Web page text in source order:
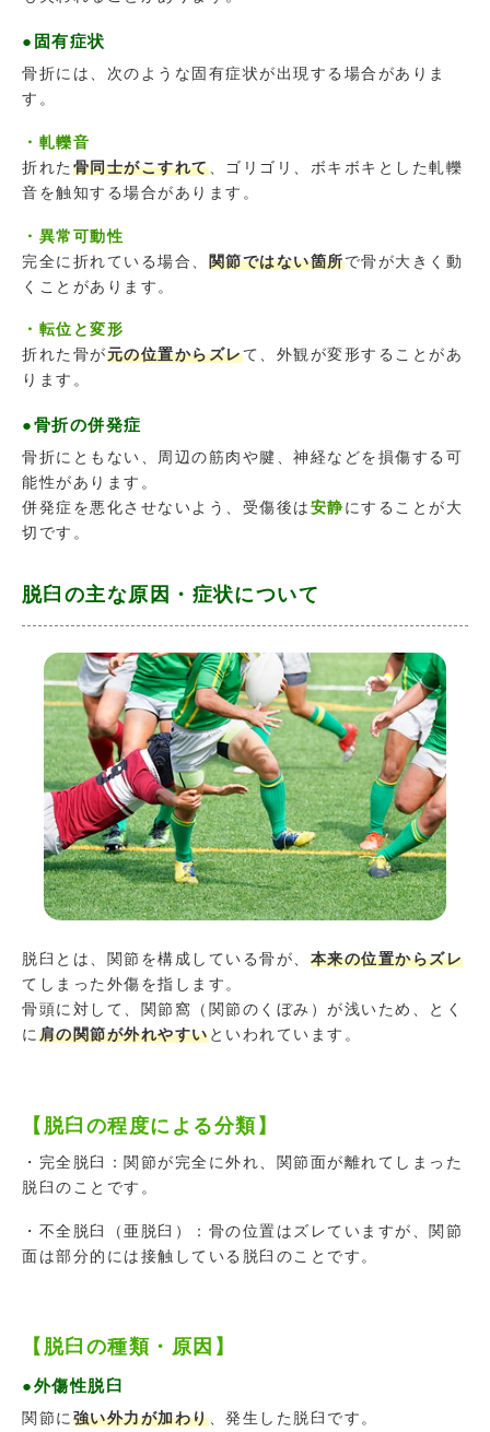
●固有症状
骨折には、次のような固有症状が出現する場合がありま
す。
・軋轢音
折れた 骨同士がこすれて、ゴリゴリ、ボキボキとした軋轢
音を触知する場合があります。
・異常可動性
完全に折れている場合、 関節ではない箇所で骨が大きく動
くことがあります。
・転位と変形
折れた骨が元の位置からズレて、外観が変形することがあ
ります。
●骨折の併発症
骨折にともない、周辺の筋肉や腱、神経などを損傷する可
能性があります。
併発症を悪化させないよう、受傷後は安静にすることが大
切です。
脱臼の主な原因・症状について
脱臼とは、関節を構成している骨が、 本来の位置からズレ
てしまった外傷を指します。
骨頭に対して、関節窩（関節のくぼみ）が浅いため、とく
に肩の関節が外れやすいといわれています。
【脱臼の程度による分類】
・完全脱臼：関節が完全に外れ、関節面が離れてしまった
脱臼のことです。
・不全脱臼（亜脱臼）：骨の位置はズレていますが、関節
面は部分的には接触している脱臼のことです。
【脱臼の種類・原因】
●外傷性脱臼
関節に 強い外力が加わり、発生した脱臼です。